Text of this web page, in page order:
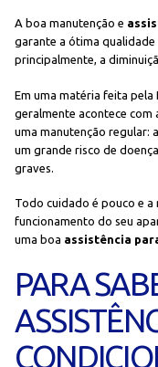
A boa manutenção e
garante a ótima
principalmente, a
Em uma matéria feita
geralmente acontece com
uma manutenção regular:
um grande risco de
graves.
Todo cuidado é pouco e
funcionamento do seu
uma boa assistência
PARA